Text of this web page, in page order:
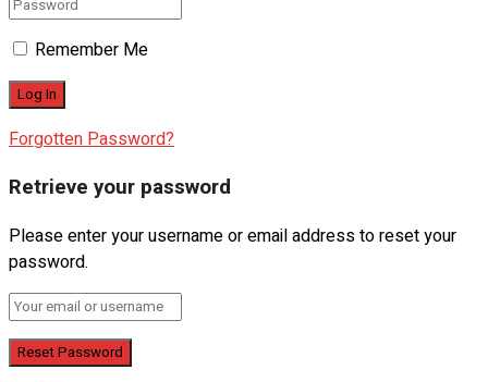
Remember Me
Forgotten Password?
Retrieve your password
Please enter your username or email address to reset your
password.